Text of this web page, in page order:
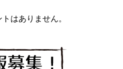
はありません。